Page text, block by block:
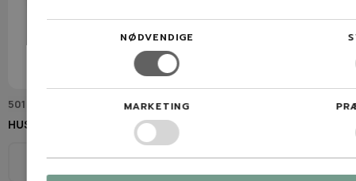
501 48 54-02
HUSQVARNA Tændrørshætte
Model
501 63 06-01
Model
NØDVENDIGE
MARKETING